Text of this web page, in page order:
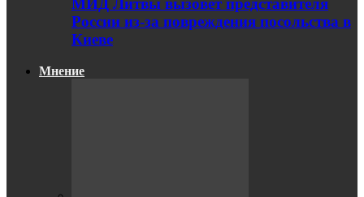
МИД Литвы вызовет представителя
России из-за повреждения посольства в
Киеве
Мнение